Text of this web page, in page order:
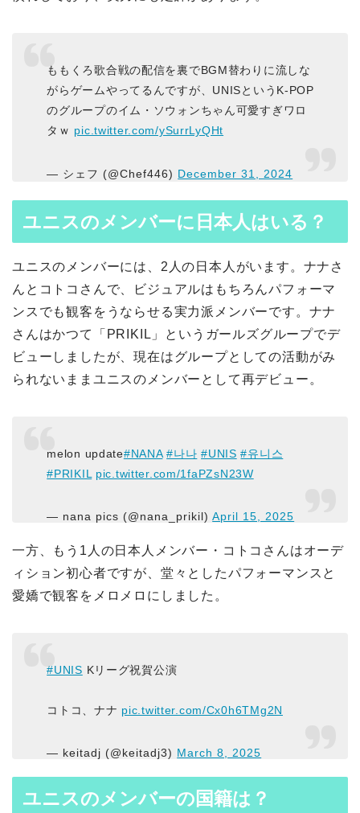
ももくろ歌合戦の配信を裏でBGM替わりに流しな
がらゲームやってるんですが、UNISというK-POP
のグループのイム・ソウォンちゃん可愛すぎワロ
タｗ pic.twitter.com/ySurrLyQHt
— シェフ (@Chef446) December 31, 2024
ユニスのメンバーに日本人はいる？
ユニスのメンバーには、2人の日本人がいます。ナナさ
んとコトコさんで、ビジュアルはもちろんパフォーマ
ンスでも観客をうならせる実力派メンバーです。ナナ
さんはかつて「PRIKIL」というガールズグループでデ
ビューしましたが、現在はグループとしての活動がみ
られないままユニスのメンバーとして再デビュー。
melon update#NANA #나나 #UNIS #유니스
#PRIKIL pic.twitter.com/1faPZsN23W
— nana pics (@nana_prikil)April 15, 2025
一方、もう1人の日本人メンバー・コトコさんはオーデ
ィション初心者ですが、堂々としたパフォーマンスと
愛嬌で観客をメロメロにしました。
#UNIS Kリーグ祝賀公演
コトコ、ナナ pic.twitter.com/Cx0h6TMg2N
— keitadj (@keitadj3) March 8, 2025
ユニスのメンバーの国籍は？